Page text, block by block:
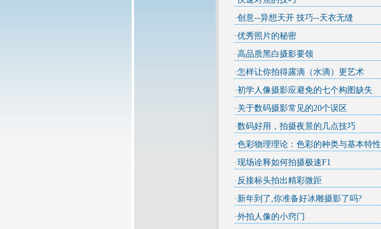
·创意--异想天开 技巧--天衣无缝
·优秀照片的秘密
·高品质黑白摄影要领
·怎样让你拍得露滴（水滴）更艺术
·初学人像摄影应避免的七个构图缺失
· 关于数码摄影常见的20个误区
·数码好用，拍摄夜景的几点技巧
·色彩物理理论：色彩的种类与基本特性
·现场诠释如何拍摄极速F1
· 反接标头拍出精彩微距
· 新年到了,你准备好冰雕摄影了吗?
·外拍人像的小窍门